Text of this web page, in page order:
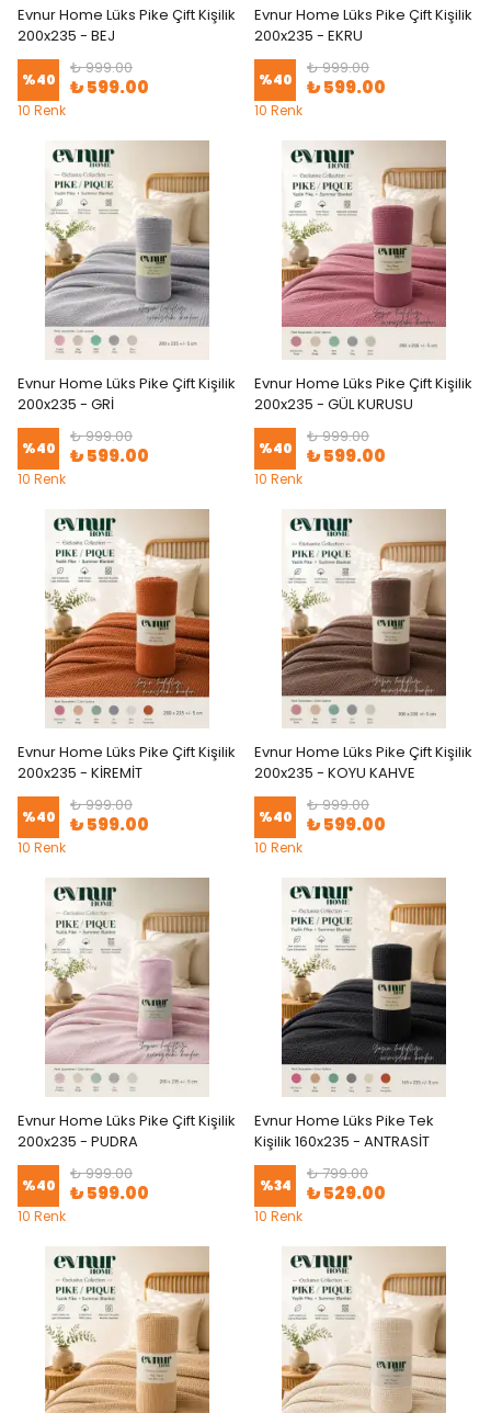
Evnur Home Lüks Pike Çift Kişilik
200x235 - BEJ
%40
₺ 999.00
₺ 599.00
10 Renk
Evnur Home Lüks Pike Çift Kişilik
200x235 - EKRU
%40
₺ 999.00
₺ 599.00
10 Renk
Evnur Home Lüks Pike Çift Kişilik
200x235 - GRİ
%40
₺ 999.00
₺ 599.00
10 Renk
Evnur Home Lüks Pike Çift Kişilik
200x235 - GÜL KURUSU
%40
₺ 999.00
₺ 599.00
10 Renk
Evnur Home Lüks Pike Çift Kişilik
200x235 - KİREMİT
%40
₺ 999.00
₺ 599.00
10 Renk
Evnur Home Lüks Pike Çift Kişilik
200x235 - KOYU KAHVE
%40
₺ 999.00
₺ 599.00
10 Renk
Evnur Home Lüks Pike Çift Kişilik
200x235 - PUDRA
%40
₺ 999.00
₺ 599.00
10 Renk
Evnur Home Lüks Pike Tek
Kişilik 160x235 - ANTRASİT
%34
₺ 799.00
₺ 529.00
10 Renk